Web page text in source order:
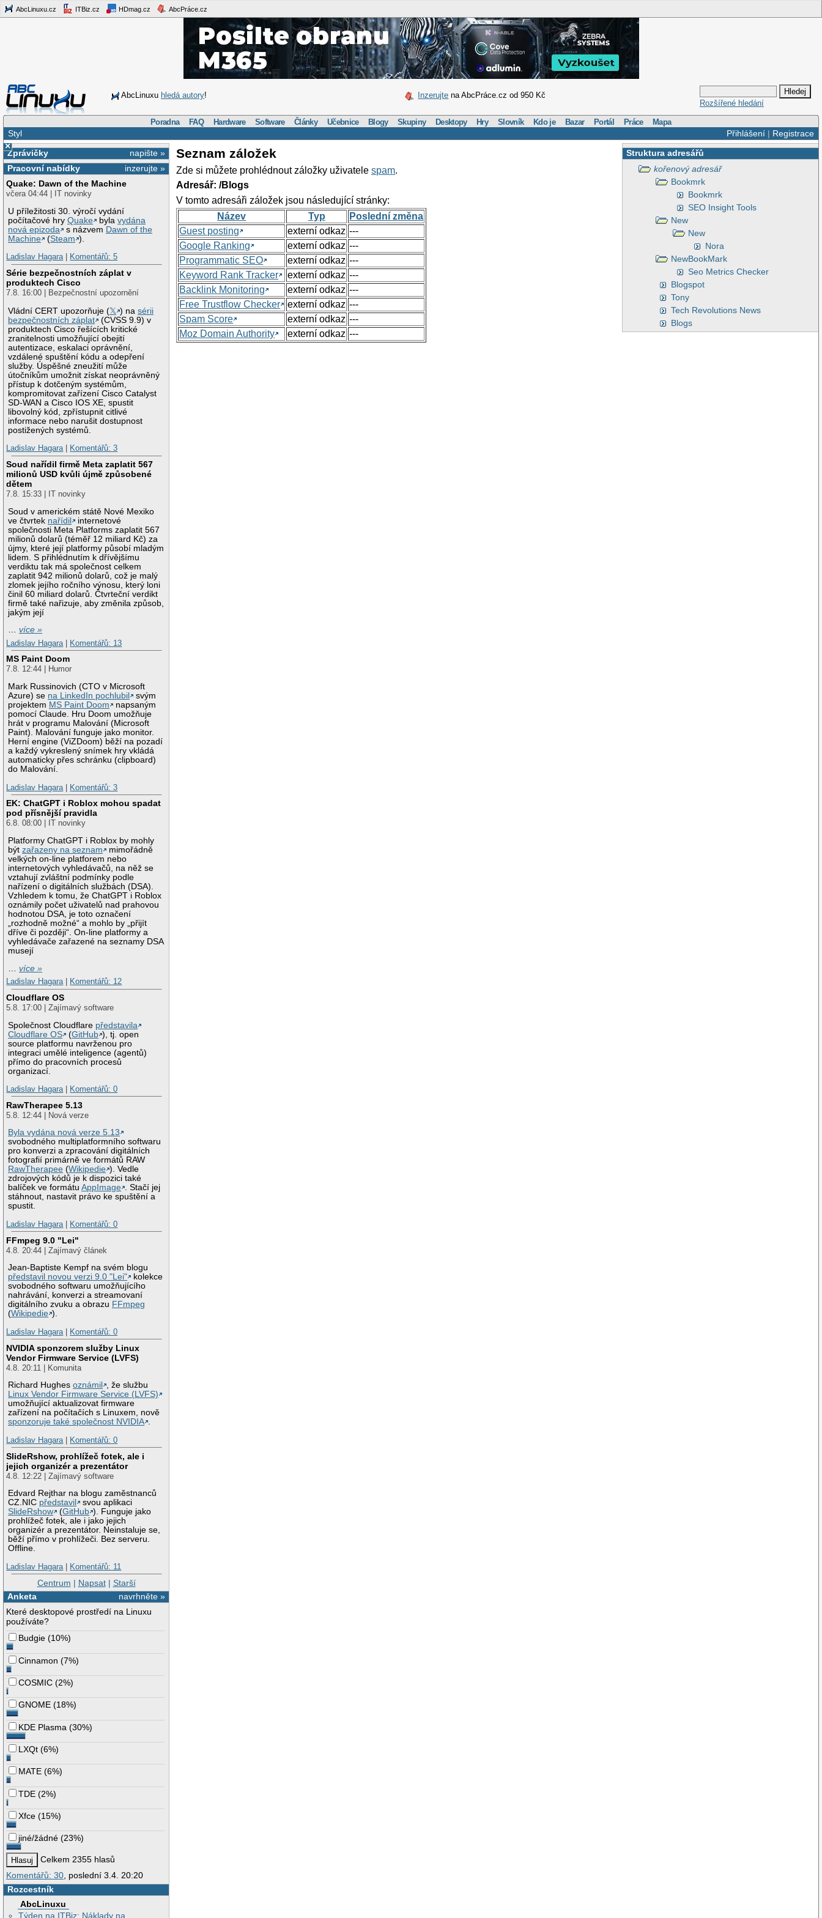
AbcLinuxu.cz ITBiz.cz HDmag.cz AbcPráce.cz
AbcLinuxu hledá autory! Inzerujte na AbcPráce.cz od 950 Kč
Rozšířené hledání
Poradna FAQ Hardware Software Články Učebnice Blogy Skupiny Desktopy Hry Slovník Kdo je Bazar Portál Práce Mapa
Přihlášení| Registrace
Styl
×
napište »
Zprávičky
inzerujte »
Pracovní nabídky
Quake: Dawn of the Machine
včera 04:44 | IT novinky
U příležitosti 30. výročí vydání
počítačové hryQuake bylavydána
nová epizoda
s názvem Dawn of the
Machine
(Steam ).
Ladislav Hagara| Komentářů: 5
Série bezpečnostních záplat v
produktech Cisco
7.8. 16:00 | Bezpečnostní upozornění
Vládní CERT upozorňuje (𝕏 ) nasérii
bezpečnostních záplat
(CVSS 9.9) v
produktech Cisco řešících kritické
zranitelnosti umožňující obejití
autentizace, eskalaci oprávnění,
vzdálené spuštění kódu a odepření
služby. Úspěšné zneužití může
útočníkům umožnit získat neoprávněný
přístup k dotčeným systémům,
kompromitovat zařízení Cisco Catalyst
SD-WAN a Cisco IOS XE, spustit
libovolný kód, zpřístupnit citlivé
informace nebo narušit dostupnost
postižených systémů.
Ladislav Hagara| Komentářů: 3
Soud nařídil firmě Meta zaplatit 567
milionů USD kvůli újmě způsobené
dětem
7.8. 15:33 | IT novinky
Soud v americkém státě Nové Mexiko
ve čtvrtek nařídil
internetové
společnosti Meta Platforms zaplatit 567
milionů dolarů (téměř 12 miliard Kč) za
újmy, které její platformy působí mladým
lidem. S přihlédnutím k dřívějšímu
verdiktu tak má společnost celkem
zaplatit 942 milionů dolarů, což je malý
zlomek jejího ročního výnosu, který loni
činil 60 miliard dolarů. Čtvrteční verdikt
firmě také nařizuje, aby změnila způsob,
jakým její
…více »
Ladislav Hagara
Komentářů: 13
MS Paint Doom
7.8. 12:44 | Humor
Mark Russinovich (CTO v Microsoft
Azure) se na LinkedIn pochlubil
svým
projektem MS Paint Doom
napsaným
pomocí Claude. Hru Doom umožňuje
hrát v programu Malování (Microsoft
Paint). Malování funguje jako monitor.
Herní engine (ViZDoom) běží na pozadí
a každý vykreslený snímek hry vkládá
automaticky přes schránku (clipboard)
do Malování.
Ladislav Hagara
Komentářů: 3
EK: ChatGPT i Roblox mohou spadat
pod přísnější pravidla
6.8. 08:00 | IT novinky
Platformy ChatGPT i Roblox by mohly
býtzařazeny na seznam
mimořádně
velkých on-line platforem nebo
internetových vyhledávačů, na něž se
vztahují zvláštní podmínky podle
nařízení o digitálních službách (DSA).
Vzhledem k tomu, že ChatGPT i Roblox
oznámily počet uživatelů nad prahovou
hodnotou DSA, je toto označení
„rozhodně možné“ a mohlo by „přijít
dříve či později“. On-line platformy a
vyhledávače zařazené na seznamy DSA
musejí
…více »
Ladislav Hagara| Komentářů: 12
Cloudflare OS
5.8. 17:00 | Zajímavý software
Společnost Cloudflare představila
Cloudflare OS
(GitHub ), tj. open
source platformu navrženou pro
integraci umělé inteligence (agentů)
přímo do pracovních procesů
organizací.
Ladislav Hagara| Komentářů: 0
RawTherapee 5.13
5.8. 12:44 | Nová verze
Byla vydána nová verze 5.13
svobodného multiplatformního softwaru
pro konverzi a zpracování digitálních
fotografií primárně ve formátů RAW
RawTherapee (Wikipedie ). Vedle
zdrojových kódů je k dispozici také
balíček ve formátuAppImage . Stačí jej
stáhnout, nastavit právo ke spuštění a
spustit.
Ladislav Hagara| Komentářů: 0
FFmpeg 9.0 "Lei"
4.8. 20:44 | Zajímavý článek
Jean-Baptiste Kempf na svém blogu
představil novou verzi 9.0 "Lei"
kolekce
svobodného softwaru umožňujícího
nahrávání, konverzi a streamovaní
digitálního zvuku a obrazu FFmpeg
(Wikipedie ).
Ladislav Hagara| Komentářů: 0
NVIDIA sponzorem služby Linux
Vendor Firmware Service (LVFS)
4.8. 20:11 | Komunita
Richard Hughesoznámil
, že službu
Linux Vendor Firmware Service (LVFS)
umožňující aktualizovat firmware
zařízení na počítačích s Linuxem, nově
sponzoruje také společnost NVIDIA .
Ladislav Hagara| Komentářů: 0
SlideRshow, prohlížeč fotek, ale i
jejich organizér a prezentátor
4.8. 12:22 | Zajímavý software
Edvard Rejthar na blogu zaměstnanců
CZ.NIC představil
svou aplikaci
SlideRshow
(GitHub ). Funguje jako
prohlížeč fotek, ale i jako jejich
organizér a prezentátor. Neinstaluje se,
běží přímo v prohlížeči. Bez serveru.
Offline.
Ladislav Hagara| Komentářů: 11
Centrum | Napsat| Starší
navrhněte »
Anketa
Které desktopové prostředí na Linuxu
používáte?
Budgie (10%)
Cinnamon (7%)
COSMIC (2%)
GNOME (18%)
KDE Plasma (30%)
LXQt (6%)
MATE (6%)
TDE (2%)
Xfce (15%)
jiné/žádné (23%)
Celkem 2355 hlasů
Komentářů: 30 , poslední 3.4. 20:20
Rozcestník
AbcLinuxu
Týden na ITBiz: Náklady na
Struktura adresářů
kořenový adresář
Bookmrk
Bookmrk
SEO Insight Tools
New
New
Nora
NewBookMark
Seo Metrics Checker
Blogspot
Tony
Tech Revolutions News
Blogs
Seznam záložek
Zde si můžete prohlédnout záložky uživatelespam.
Adresář: /Blogs
V tomto adresáři záložek jsou následující stránky:
Název
Typ
Poslední změna
Guest posting
externí odkaz ---
Google Ranking
externí odkaz ---
Programmatic SEO
externí odkaz ---
Keyword Rank Tracker
externí odkaz ---
Backlink Monitoring
externí odkaz ---
Free Trustflow Checker
externí odkaz ---
Spam Score
externí odkaz ---
Moz Domain Authority
externí odkaz ---